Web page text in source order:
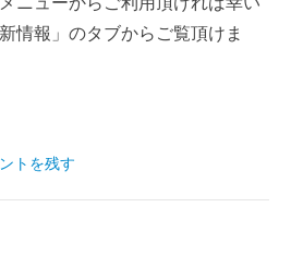
情報」のタブからご覧頂けま
トを残す